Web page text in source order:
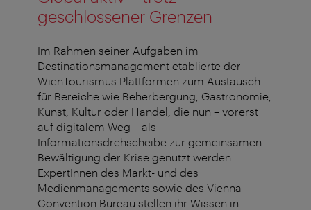
geschlossener Grenzen
Im Rahmen seiner Aufgaben im
Destinationsmanagement etablierte der
WienTourismus Plattformen zum Austausch
für Bereiche wie Beherbergung, Gastronomie,
Kunst, Kultur oder Handel, die nun – vorerst
auf digitalem Weg – als
Informationsdrehscheibe zur gemeinsamen
Bewältigung der Krise genutzt werden.
ExpertInnen des Markt- und des
Medienmanagements sowie des Vienna
Convention Bureau stellen ihr Wissen in